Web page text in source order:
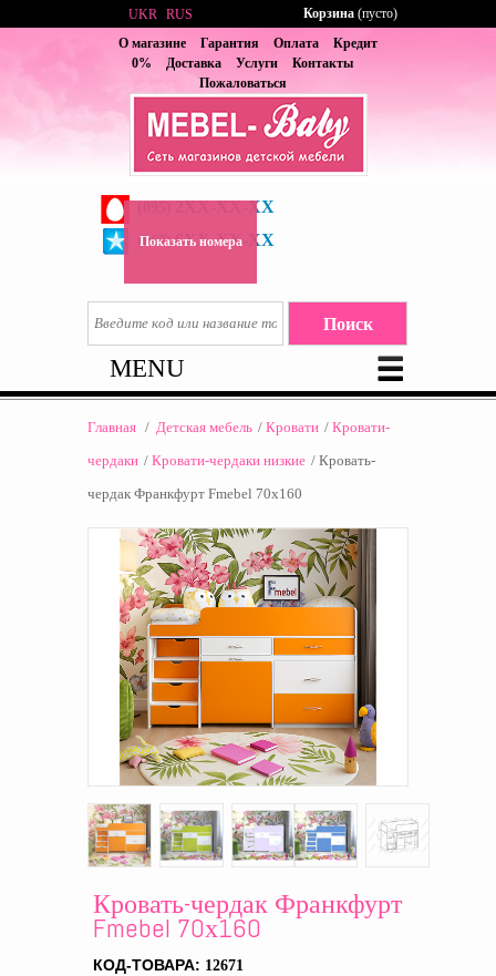
О магазине Гарантия Оплата
Кредит
0%
Доставка Услуги
Контакты
Пожаловаться
2XX-XX-XX
(067) 6XX-XX-XX
Показать номера
UKR RUS Корзина (пусто)
MENU
Главная / Детская мебель / Кровати / Кровати-
чердаки / Кровати-чердаки низкие / Кровать-
чердак Франкфурт Fmebel 70х160
Кровать-чердак Франкфурт
Fmebel 70х160
КОД-ТОВАРА: 12671